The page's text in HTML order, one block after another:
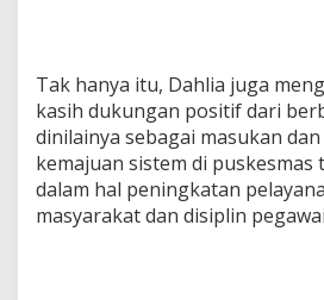
Tak hanya itu, Dahlia juga
kasih dukungan positif dari
dinilainya sebagai masukan
kemajuan sistem di
dalam hal peningkatan
masyarakat dan disiplin